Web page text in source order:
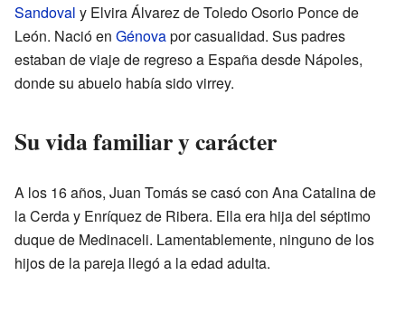
Sandoval y Elvira Álvarez de Toledo Osorio Ponce de
León. Nació en Génovapor casualidad. Sus padres
estaban de viaje de regreso a España desde Nápoles,
donde su abuelo había sido virrey.
Su vida familiar y carácter
A los 16 años, Juan Tomás se casó con Ana Catalina de
la Cerda y Enríquez de Ribera. Ella era hija del séptimo
duque de Medinaceli. Lamentablemente, ninguno de los
hijos de la pareja llegó a la edad adulta.